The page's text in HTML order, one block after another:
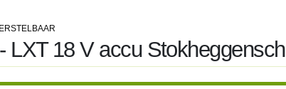
LXT 18 V accu